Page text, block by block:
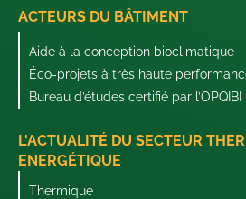
ACTEURS DU BÂTIMENT
Aide à la conception bioclimatique
Éco-projets à très haute
Bureau d’études certifié par l’OPQIBI
L'ACTUALITÉ DU SECTEUR
ENERGÉTIQUE
Thermique